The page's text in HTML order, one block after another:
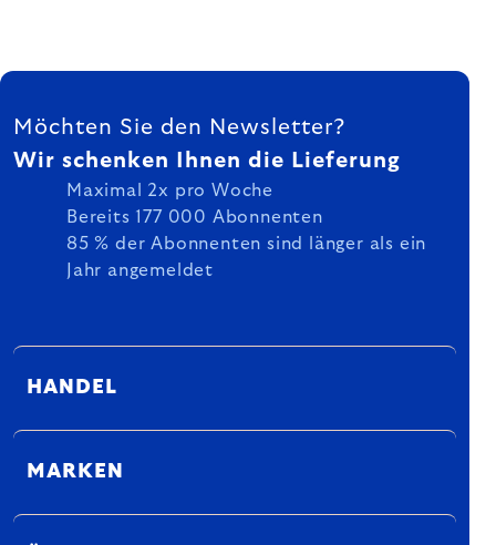
FUSSZEILE
Möchten Sie den Newsletter?
Wir schenken Ihnen die Lieferung
Maximal 2x pro Woche
Bereits 177 000 Abonnenten
85 % der Abonnenten sind länger als ein
Jahr angemeldet
HANDEL
MARKEN